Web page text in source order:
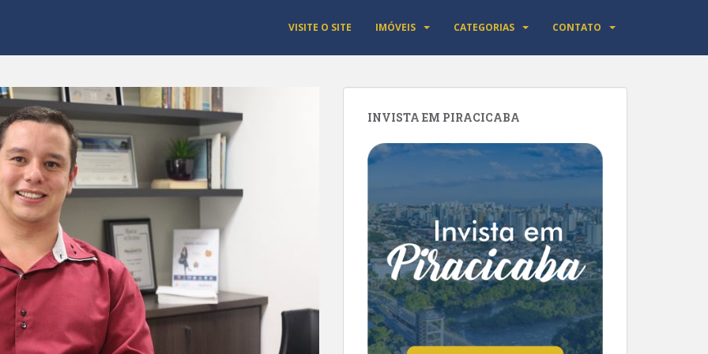
VISITE O SITE IMÓVEIS CATEGORIAS CONTATO
INVISTA EM PIRACICABA